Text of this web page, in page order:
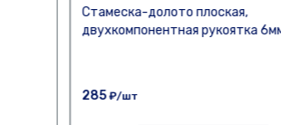
Стамеска-долото плоская,
двухкомпонентная рукоятка
285₽/шт